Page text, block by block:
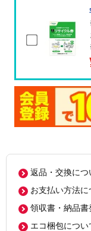
返品・交換につ
お支払い方法に
領収書・納品書
エコ梱包につい